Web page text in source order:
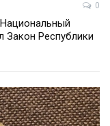
0
Закон Республики